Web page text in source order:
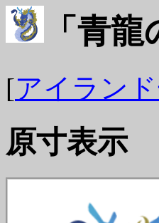
「青
[アイラン
原寸表示